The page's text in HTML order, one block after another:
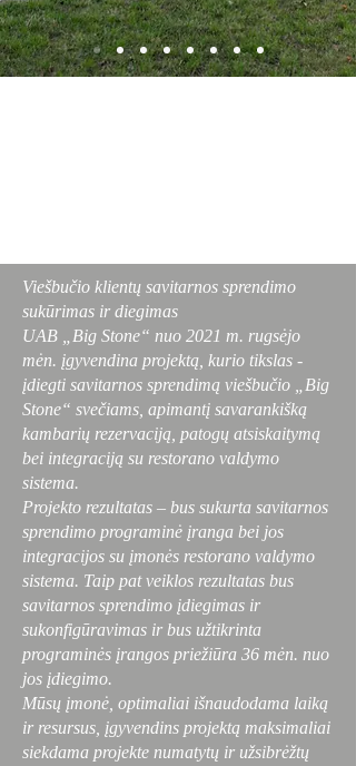
Viešbučio klientų savitarnos sprendimo
sukūrimas ir diegimas
UAB „Big Stone“ nuo 2021 m. rugsėjo
mėn. įgyvendina projektą, kurio tikslas -
įdiegti savitarnos sprendimą viešbučio „Big
Stone“ svečiams, apimantį savarankišką
kambarių rezervaciją, patogų atsiskaitymą
bei integraciją su restorano valdymo
sistema.
Projekto rezultatas – bus sukurta savitarnos
sprendimo programinė įranga bei jos
integracijos su įmonės restorano valdymo
sistema. Taip pat veiklos rezultatas bus
savitarnos sprendimo įdiegimas ir
sukonfigūravimas ir bus užtikrinta
programinės įrangos priežiūra 36 mėn. nuo
jos įdiegimo.
Mūsų įmonė, optimaliai išnaudodama laiką
ir resursus, įgyvendins projektą maksimaliai
siekdama projekte numatytų ir užsibrėžtų